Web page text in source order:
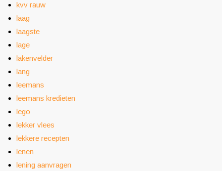
kvv rauw
laag
laagste
lage
lakenvelder
lang
leemans
leemans kredieten
lego
lekker vlees
lekkere recepten
lenen
lening aanvragen